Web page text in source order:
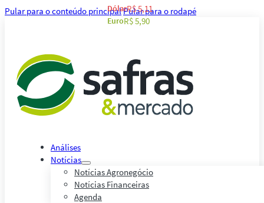
Pular para o conteúdo principalPular para o rodapé
Análises
Notícias
Notícias Agronegócio
Notícias Financeiras
Agenda
DólarR$ 5,11
EuroR$ 5,90